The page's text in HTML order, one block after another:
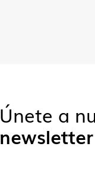
Únete a
newsletter